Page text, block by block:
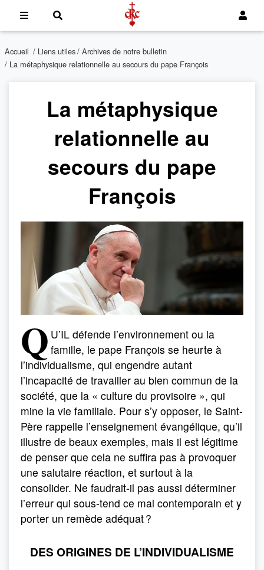
Accueil / Liens utiles/ Archives de notre bulletin
/ La métaphysique relationnelle au secours du pape François
La métaphysique
relationnelle au
secours du pape
François
Q U’IL défende l’environnement ou la
famille, le pape François se heurte à
l’individualisme, qui engendre autant
l’incapacité de travailler au bien commun de la
société, que la « culture du provisoire », qui
mine la vie familiale. Pour s’y opposer, le Saint-
Père rappelle l’enseignement évangélique, qu’il
illustre de beaux exemples, mais il est légitime
de penser que cela ne suffira pas à provoquer
une salutaire réaction, et surtout à la
consolider. Ne faudrait-il pas aussi déterminer
l’erreur qui sous-tend ce mal contemporain et y
porter un remède adéquat ?
DES ORIGINES DE L’INDIVIDUALISME